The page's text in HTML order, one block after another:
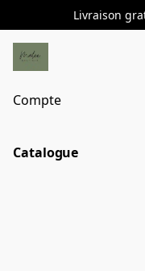
Livraison
Compte
Catalogue